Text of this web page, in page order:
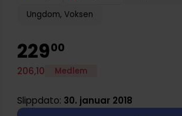
Ungdom, Voksen
22900
206,10 Medlem
Slippdato: 30. januar 2018